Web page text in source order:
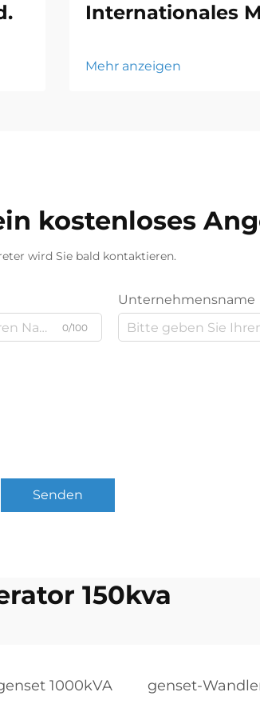
Internationales
Mehr anzeigen
kostenloses
wird Sie bald kontaktieren.
0/100
Unternehmensname
Senden
150kva
1000kVA genset-